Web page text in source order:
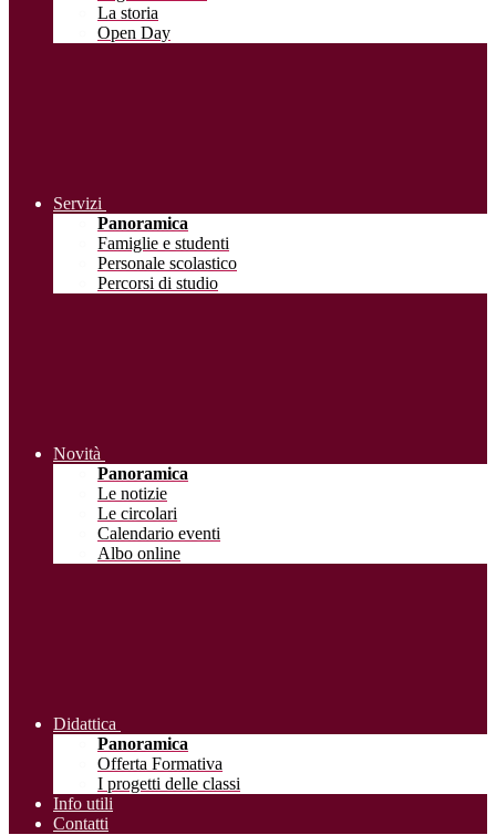
La storia
Open Day
Servizi
Panoramica
Famiglie e studenti
Personale scolastico
Percorsi di studio
Novità
Panoramica
Le notizie
Le circolari
Calendario eventi
Albo online
Didattica
Panoramica
Offerta Formativa
I progetti delle classi
Info utili
Contatti